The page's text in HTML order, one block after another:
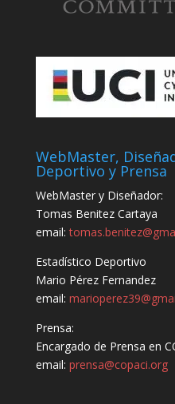
WebMaster,
Deportivo y Prensa
WebMaster y Diseñador:
Tomas Benitez Cartaya
email:
Estadístico Deportivo
Mario Pérez Fernandez
email:
Prensa:
Encargado de Prensa en
email: prensa@copaci.org